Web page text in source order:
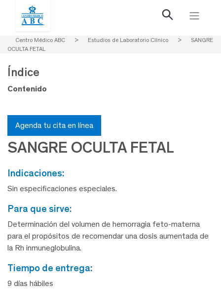
Centro Médico ABC > Estudios de Laboratorio Clínico >
SANGRE
OCULTA FETAL
SANGRE OCULTA FETAL
indicaciones:
Sin especificaciones especiales.
para que sirve:
Determinación del volumen de hemorragia feto-materna
para el propósitos de recomendar una dosis aumentada de
la Rh inmuneglobulina.
tiempo de entrega:
9 días hábiles
Índice
Contenido
Agenda tu cita en línea